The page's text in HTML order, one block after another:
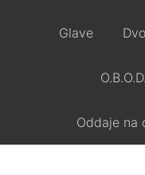
Glave
O.B.O.D.
Oddaje na